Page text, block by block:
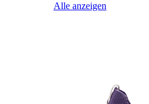
Alle anzeigen